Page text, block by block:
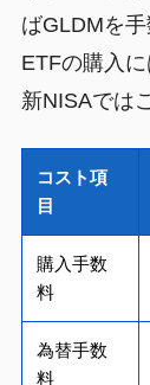
ばGLDMを
ETFの購入
新NISAでは
コスト項
目
購入手数
料
為替手数
料